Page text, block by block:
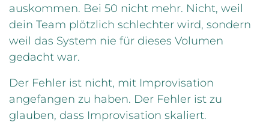
auskommen. Bei 50 nicht mehr. Nicht, weil
dein Team plötzlich schlechter wird, sondern
weil das System nie für dieses Volumen
gedacht war.
Der Fehler ist nicht, mit Improvisation
angefangen zu haben. Der Fehler ist zu
glauben, dass Improvisation skaliert.